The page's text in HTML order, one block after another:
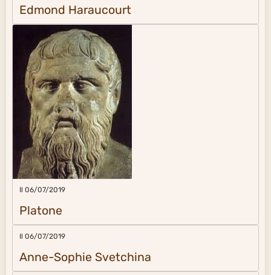
Edmond Haraucourt
Il 06/07/2019
Platone
Il 06/07/2019
Anne-Sophie Svetchina